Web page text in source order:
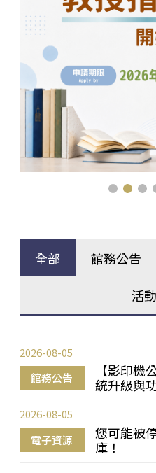
全部 館務公告
活
館務公告
【影印機
統升級與
2026-08-05
電子資源
您可能被
庫！
2026-08-05